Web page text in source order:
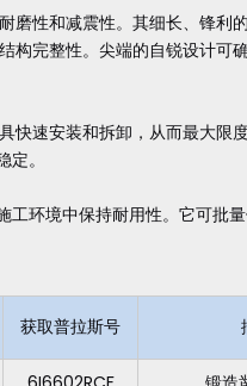
磨性和减震性。其细长、锋利
构完整性。尖端的自锐设计可
速安装和拆卸，从而最大限度
。
环境中保持耐用性。它可批
获取普拉斯号